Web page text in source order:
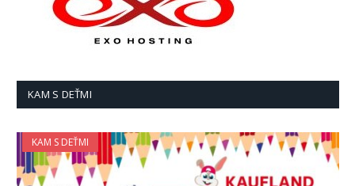
KAM S DEŤMI
KAM S DEŤMI